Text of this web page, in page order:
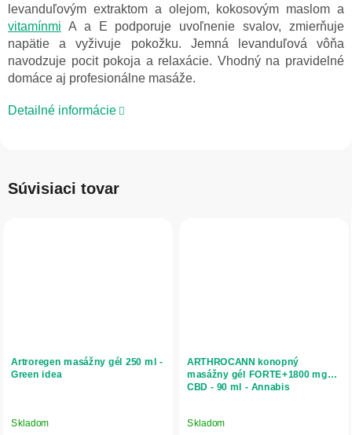
levanduľovým extraktom a olejom, kokosovým maslom a
vitamínmi A a E podporuje uvoľnenie svalov, zmierňuje
napätie a vyživuje pokožku. Jemná levanduľová vôňa
navodzuje pocit pokoja a relaxácie. Vhodný na pravidelné
domáce aj profesionálne masáže.
Detailné informácie
Súvisiaci tovar
Artroregen masážny gél 250 ml -
Green idea
Skladom
ARTHROCANN konopný
masážny gél FORTE+1800 mg
CBD - 90 ml - Annabis
Skladom